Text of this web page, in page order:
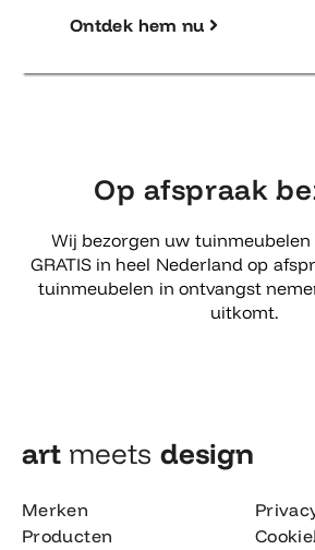
Ontdek hem nu
Op afspraak
Wij bezorgen uw tuinmeubelen
GRATIS in heel Nederland op
tuinmeubelen in ontvangst
uitkomt.
art meets design​
Merken
Producten